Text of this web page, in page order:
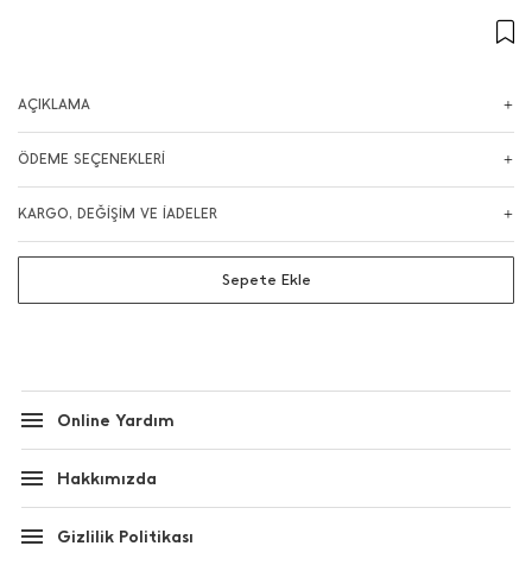
Sepete Ekle
AÇIKLAMA
ÖDEME SEÇENEKLERİ
KARGO, DEĞİŞİM VE İADELER
Online Yardım
Hakkımızda
Gizlilik Politikası